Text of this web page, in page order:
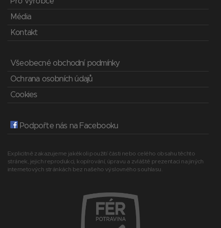
Média
Kontakt
Všeobecné obchodní podmínky
Ochrana osobních údajů
Cookies
Podpořte nás na Facebooku
Explicitně zakazujeme jakékoli použití části nebo celého obsahu těchto
stránek, jejich reprodukci, kopírování, úpravu a zvláště prezentaci na jiných
internetových stránkách bez našeho výslovného souhlasu.